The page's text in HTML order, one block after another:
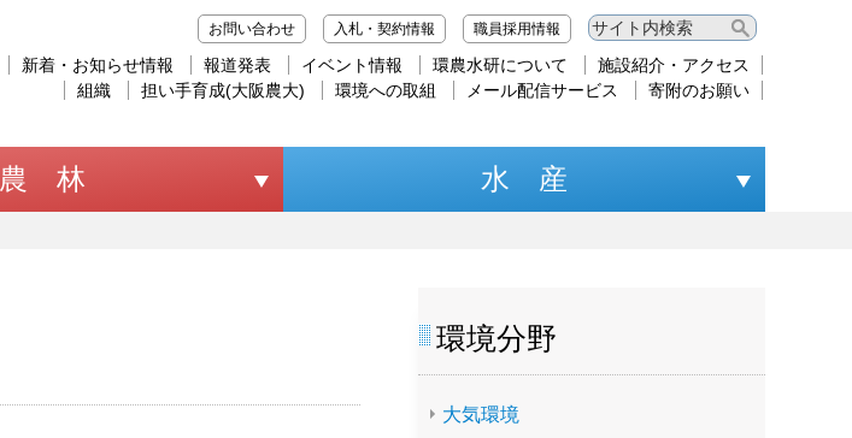
お問い合わせ 入札・契約情報 職員採用情報
新着・お知らせ情報 報道発表 イベント情報 環農水研について
施設紹介・アクセス
組織
担い手育成(大阪農大) 環境への取組 メール配信サービス 寄附のお願い
農 林 水 産
環境分野
大気環境